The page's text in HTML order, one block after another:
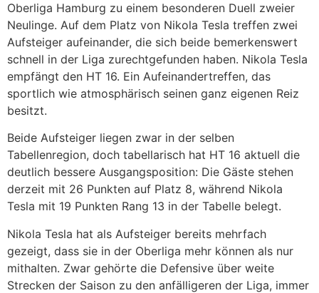
Oberliga Hamburg zu einem besonderen Duell zweier
Neulinge. Auf dem Platz von Nikola Tesla treffen zwei
Aufsteiger aufeinander, die sich beide bemerkenswert
schnell in der Liga zurechtgefunden haben. Nikola Tesla
empfängt den HT 16. Ein Aufeinandertreffen, das
sportlich wie atmosphärisch seinen ganz eigenen Reiz
besitzt.
Beide Aufsteiger liegen zwar in der selben
Tabellenregion, doch tabellarisch hat HT 16 aktuell die
deutlich bessere Ausgangsposition: Die Gäste stehen
derzeit mit 26 Punkten auf Platz 8, während Nikola
Tesla mit 19 Punkten Rang 13 in der Tabelle belegt.
Nikola Tesla hat als Aufsteiger bereits mehrfach
gezeigt, dass sie in der Oberliga mehr können als nur
mithalten. Zwar gehörte die Defensive über weite
Strecken der Saison zu den anfälligeren der Liga, immer